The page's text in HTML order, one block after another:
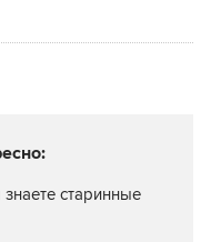
старинные